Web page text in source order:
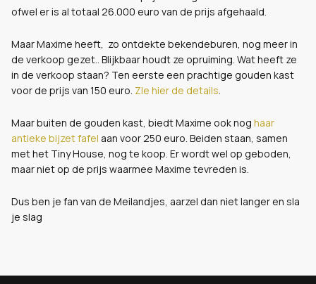
ofwel er is al totaal 26.000 euro van de prijs afgehaald.
Maar Maxime heeft, zo ontdekte bekendeburen, nog meer in
de verkoop gezet.. Blijkbaar houdt ze opruiming. Wat heeft ze
in de verkoop staan? Ten eerste een prachtige gouden kast
voor de prijs van 150 euro. ZIe hier de details.
Maar buiten de gouden kast, biedt Maxime ook nog haar
antieke bijzet fafel aan voor 250 euro. Beiden staan, samen
met het Tiny House, nog te koop. Er wordt wel op geboden,
maar niet op de prijs waarmee Maxime tevreden is.
Dus ben je fan van de Meilandjes, aarzel dan niet langer en sla
je slag